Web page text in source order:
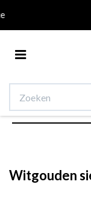
Toggle
Witgouden